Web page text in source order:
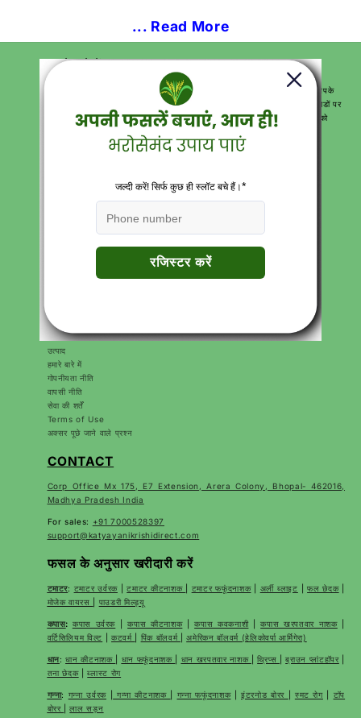
... Read More
हमारे बारे में
हम आपकी खेती और बागवानी की सभी जरूरतों के लिए 100 से अधिक उत्पादों के साथ आपके
लिए वन-स्टॉप समाधान हैं और सर्वोत्तम परिणाम देते हैं। हम भारत के सभी प्रमुख पिन कोडों पर
पूरी तरह से मुफ्त डिलीवरी के साथ उत्पाद पहुंचाते हैं। हमारे विशेषज्ञ कृषि सलाहकार आपको
Download Katyayani krishi Direct App
करियर
संपर्क
उत्पाद
हमारे बारे में
गोपनीयता नीति
वापसी नीति
सेवा की शर्तें
Terms of Use
अक्सर पूछे जाने वाले प्रश्न
CONTACT
Corp Office Mx 175, E7 Extension, Arera Colony, Bhopal- 462016,
Madhya Pradesh India
For sales: +91 7000528397
support@katyayanikrishidirect.com
फसल के अनुसार खरीदारी करें
टमाटर: टमाटर उर्वरक|टमाटर कीटनाशक टमाटर फफूंदनाशक| अर्ली ब्लाइट |फल छेदक|
मोजेक वायरस
पाउडरी मिल्ड्यू
कपास: कपास उर्वरक |कपास कीटनाशक|कपास कवकनाशी|कपास खरपतवार नाशक|
वर्टिसिलियम विल्ट |कटवर्म पिंक बॉलवर्म |अमेरिकन बॉलवर्म (हेलिकोवर्पा आर्मिगेरा)
धान:धान कीटनाशक धान फफूंदनाशक धान खरपतवार नाशक |थ्रिप्स |ब्राउन प्लांटहॉपर|
तना छेदक|ब्लास्ट रोग
गन्ना: गन्ना उर्वरक गन्ना कीटनाशक गन्ना फफूंदनाशक|इंटरनोड बोरर स्मट रोग| टॉप
बोरर
|लाल सड़न